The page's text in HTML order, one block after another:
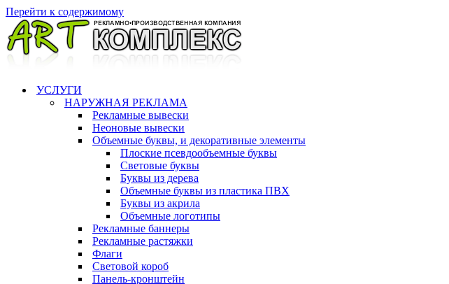
Перейти к содержимому
УСЛУГИ
НАРУЖНАЯ РЕКЛАМА
Рекламные вывески
Неоновые вывески
Объемные буквы, и декоративные элементы
Плоские псевдообъемные буквы
Световые буквы
Буквы из дерева
Объемные буквы из пластика ПВХ
Буквы из акрила
Объемные логотипы
Рекламные баннеры
Рекламные растяжки
Флаги
Световой короб
Панель-кронштейн